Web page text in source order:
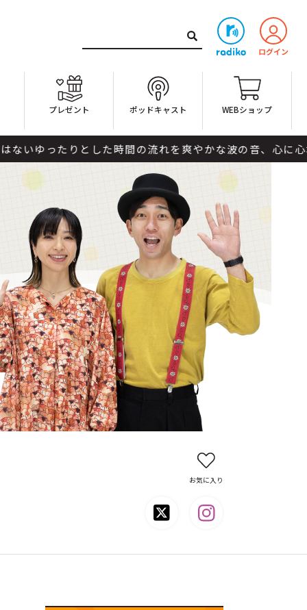
プレゼント ポッドキャスト WEBショップ
た時間の流れを爽やかな波の音、心に心地よく響くハ
お気に入り